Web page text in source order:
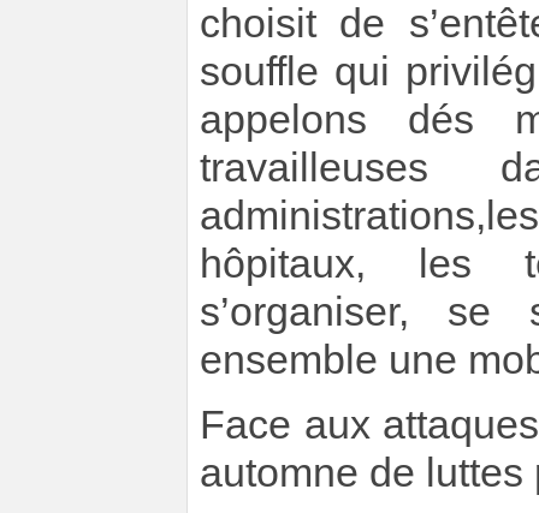
choisit de
souffle qui
appelons dés
travailleuses
hôpitaux, les
s’organiser, se
ensemble une
Face aux
automne de luttes